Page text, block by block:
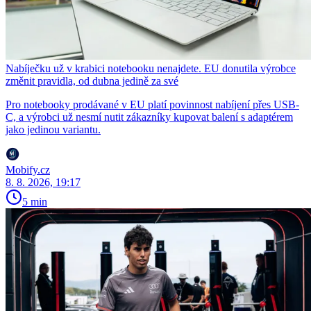
Nabíječku už v krabici notebooku nenajdete. EU donutila výrobce
změnit pravidla, od dubna jedině za své
Pro notebooky prodávané v EU platí povinnost nabíjení přes USB-
C, a výrobci už nesmí nutit zákazníky kupovat balení s adaptérem
jako jedinou variantu.
Mobify.cz
8. 8. 2026, 19:17
5 min